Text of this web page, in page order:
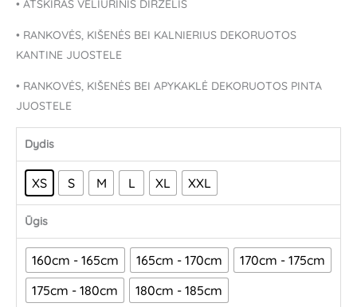
• ATSKIRAS VELIŪRINIS DIRŽELIS
• RANKOVĖS, KIŠENĖS BEI KALNIERIUS DEKORUOTOS
KANTINE JUOSTELE
• RANKOVĖS, KIŠENĖS BEI APYKAKLĖ DEKORUOTOS PINTA
JUOSTELE
Dydis
XS S M L XL XXL
Ūgis
160cm - 165cm 165cm - 170cm
170cm - 175cm
175cm - 180cm
180cm - 185cm